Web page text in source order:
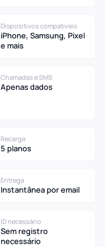
Dispositivos compatíveis
iPhone, Samsung, Pixel
e mais
Chamadas e SMS
Apenas dados
Recarga
5 planos
Entrega
Instantânea por email
ID necessário
Sem registro
necessário